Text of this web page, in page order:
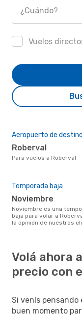
¿Cuándo?
Vuelos
Aeropuerto de destino
Roberval
Para vuelos a Roberval
Temporada baja
noviembre
noviembre es una temporada
baja para volar a
la opinión de nuestros
Volá ahora
precio con
Si venís pensando
buen momento